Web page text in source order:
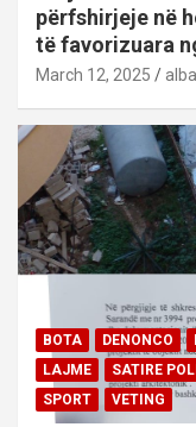
përfshirjeje në
të favorizuara
March 12, 2025
BOTA DENONCO
LAJME
SATIRE
SPORT
VETING